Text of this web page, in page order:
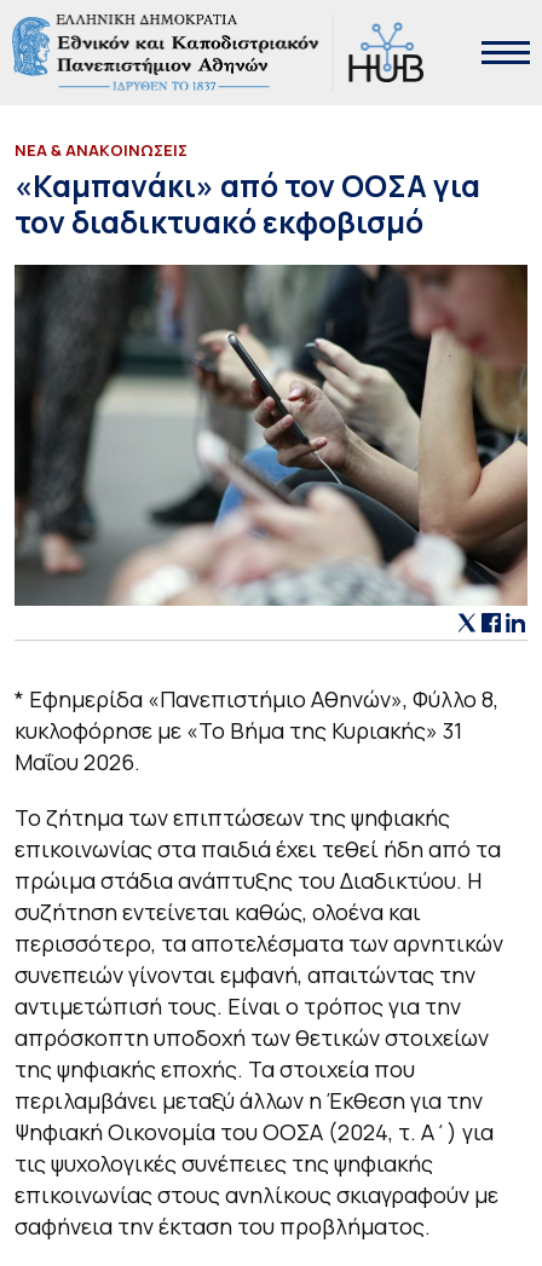
ΝΕΑ & ΑΝΑΚΟΙΝΩΣΕΙΣ
«Καμπανάκι» από τον ΟΟΣΑ για
τον διαδικτυακό εκφοβισμό
* Εφημερίδα «Πανεπιστήμιο Αθηνών», Φύλλο 8,
κυκλοφόρησε με «Το Βήμα της Κυριακής» 31
Μαΐου 2026.
Το ζήτημα των επιπτώσεων της ψηφιακής
επικοινωνίας στα παιδιά έχει τεθεί ήδη από τα
πρώιμα στάδια ανάπτυξης του Διαδικτύου. Η
συζήτηση εντείνεται καθώς, ολοένα και
περισσότερο, τα αποτελέσματα των αρνητικών
συνεπειών γίνονται εμφανή, απαιτώντας την
αντιμετώπισή τους. Είναι ο τρόπος για την
απρόσκοπτη υποδοχή των θετικών στοιχείων
της ψηφιακής εποχής. Τα στοιχεία που
περιλαμβάνει μεταξύ άλλων η Έκθεση για την
Ψηφιακή Οικονομία του ΟΟΣΑ (2024, τ. Α΄) για
τις ψυχολογικές συνέπειες της ψηφιακής
επικοινωνίας στους ανηλίκους σκιαγραφούν με
σαφήνεια την έκταση του προβλήματος.